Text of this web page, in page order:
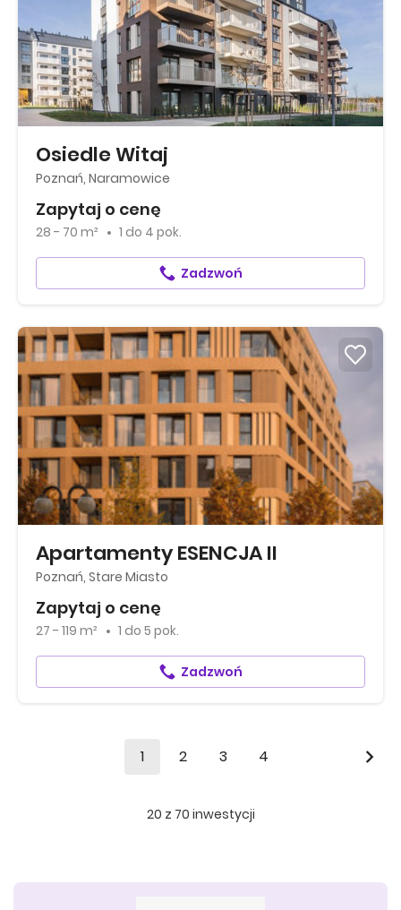
Osiedle Witaj
Poznań, Naramowice
Zapytaj o cenę
28 - 70 m² 1 do 4 pok.
Zadzwoń
Apartamenty ESENCJA II
Poznań, Stare Miasto
Zapytaj o cenę
27 - 119 m² 1 do 5 pok.
Zadzwoń
1 2 3 4
20 z 70 inwestycji